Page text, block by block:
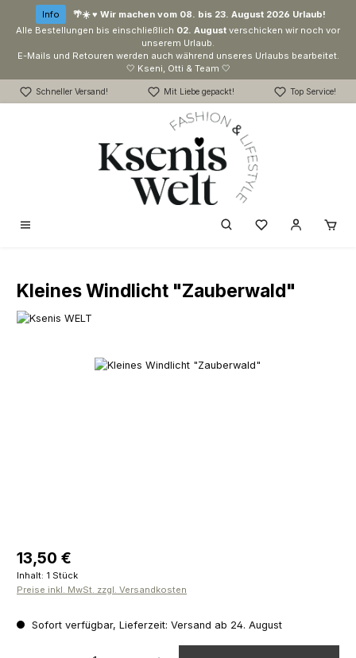
Zum Hauptinhalt springen
Info
🌴☀️ ♥ Wir machen vom 08. bis 23. August 2026 Urlaub!
Alle Bestellungen bis einschließlich 02. August verschicken wir noch vor
unserem Urlaub.
E-Mails und Retouren werden auch während unseres Urlaubs bearbeitet.
🤍 Kseni, Otti & Team 🤍
Schneller Versand! Mit Liebe gepackt! Top Service!
Du hast 0
Kleines Windlicht "Zauberwald"
Bildergalerie überspringen
Regulärer Preis:
13,50 €
Inhalt: 1 Stück
Preise inkl. MwSt. zzgl. Versandkosten
Sofort verfügbar, Lieferzeit: Versand ab 24. August